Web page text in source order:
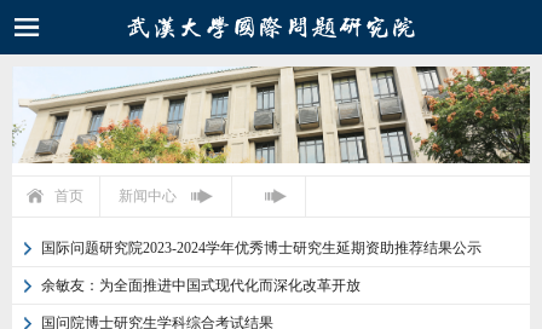
首页 新闻中心
国际问题研究院2023-2024学年优秀博士研究生延期资助推荐结果公示
余敏友：为全面推进中国式现代化而深化改革开放
国问院博士研究生学科综合考试结果